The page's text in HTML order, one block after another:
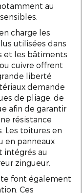
au
charge les
utilisées dans
et les bâtiments
cuivre offrent
liberté
demande
de pliage, de
afin de garantir
résistance
Les toitures en
en panneaux
intégrés au
zingueur.
font également
Ces